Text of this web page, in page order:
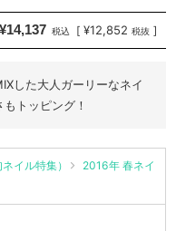
¥14,137 税込 [ ¥12,852 税抜 ]
した大人ガーリーなネイ
トッピング！
イル特集）
2016年 春ネイ